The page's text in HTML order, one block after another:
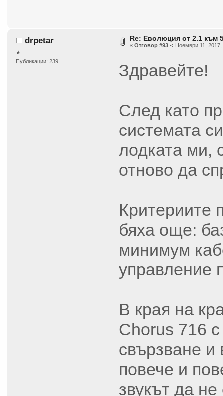
drpetar
★
Публикации: 239
Re: Еволюция от 2.1 към
« Отговор #93 -: Ноември 11, 2017,
Здравейте!
След като
системата
лодката ми,
отново да
Критериите
бяха още:
минимум
управление
В края на
Chorus 716
свързване и
повече и
звукът да